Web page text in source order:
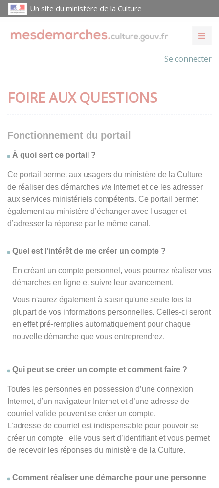
Un site du ministère de la Culture
Se connecter
FOIRE AUX QUESTIONS
Fonctionnement du portail
À quoi sert ce portail ?
Ce portail permet aux usagers du ministère de la Culture
de réaliser des démarches via Internet et de les adresser
aux services ministériels compétents. Ce portail permet
également au ministère d’échanger avec l’usager et
d’adresser la réponse par le même canal.
Quel est l’intérêt de me créer un compte ?
En créant un compte personnel, vous pourrez réaliser vos
démarches en ligne et suivre leur avancement.
Vous n'aurez également à saisir qu'une seule fois la
plupart de vos informations personnelles. Celles-ci seront
en effet pré-remplies automatiquement pour chaque
nouvelle démarche que vous entreprendrez.
Qui peut se créer un compte et comment faire ?
Toutes les personnes en possession d’une connexion
Internet, d’un navigateur Internet et d’une adresse de
courriel valide peuvent se créer un compte.
L’adresse de courriel est indispensable pour pouvoir se
créer un compte : elle vous sert d’identifiant et vous permet
de recevoir les réponses du ministère de la Culture.
Comment réaliser une démarche pour une personne